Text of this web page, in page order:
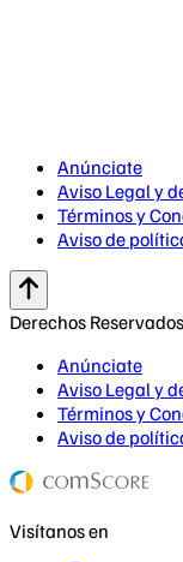
Anúnciate
Aviso Legal y
Términos y
Aviso de
Derechos
Anúnciate
Aviso Legal y
Términos y
Aviso de
Visítanos en